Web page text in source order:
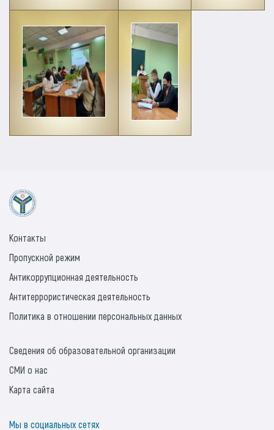
Контакты
Пропускной режим
Антикоррупционная деятельность
Антитеррористическая деятельность
Политика в отношении персональных данных
Сведения об образовательной организации
СМИ о нас
Карта сайта
Мы в социальных сетях